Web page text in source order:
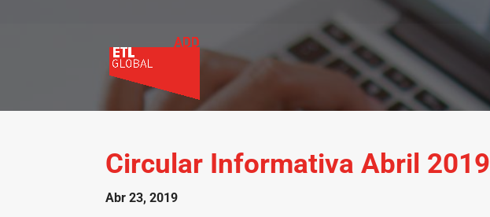
Circular Informativa Abril 2019
Abr 23, 2019